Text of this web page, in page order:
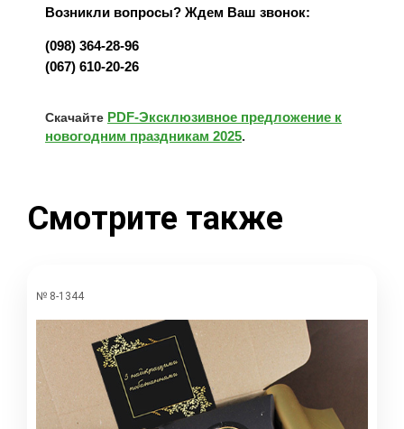
Возникли вопросы? Ждем Ваш звонок:
(098) 364-28-96
(067) 610-20-26
Скачайте PDF-Эксклюзивное предложение к
новогодним праздникам 2025.
Смотрите также
№ 8-1344